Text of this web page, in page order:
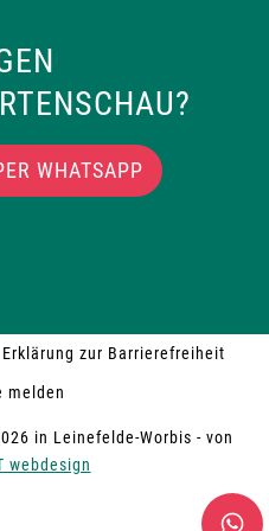
WHATSAPP
in Leinefelde-Worbis - von
webdesign
Erklärung zur Barrierefreiheit
melden